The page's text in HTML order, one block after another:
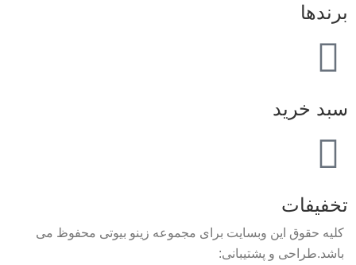
برندها
سبد خرید
تخفیفات
کلیه حقوق این وبسایت برای مجموعه زینو بیوتی محفوظ می
باشد.طراحی و پشتیبانی: